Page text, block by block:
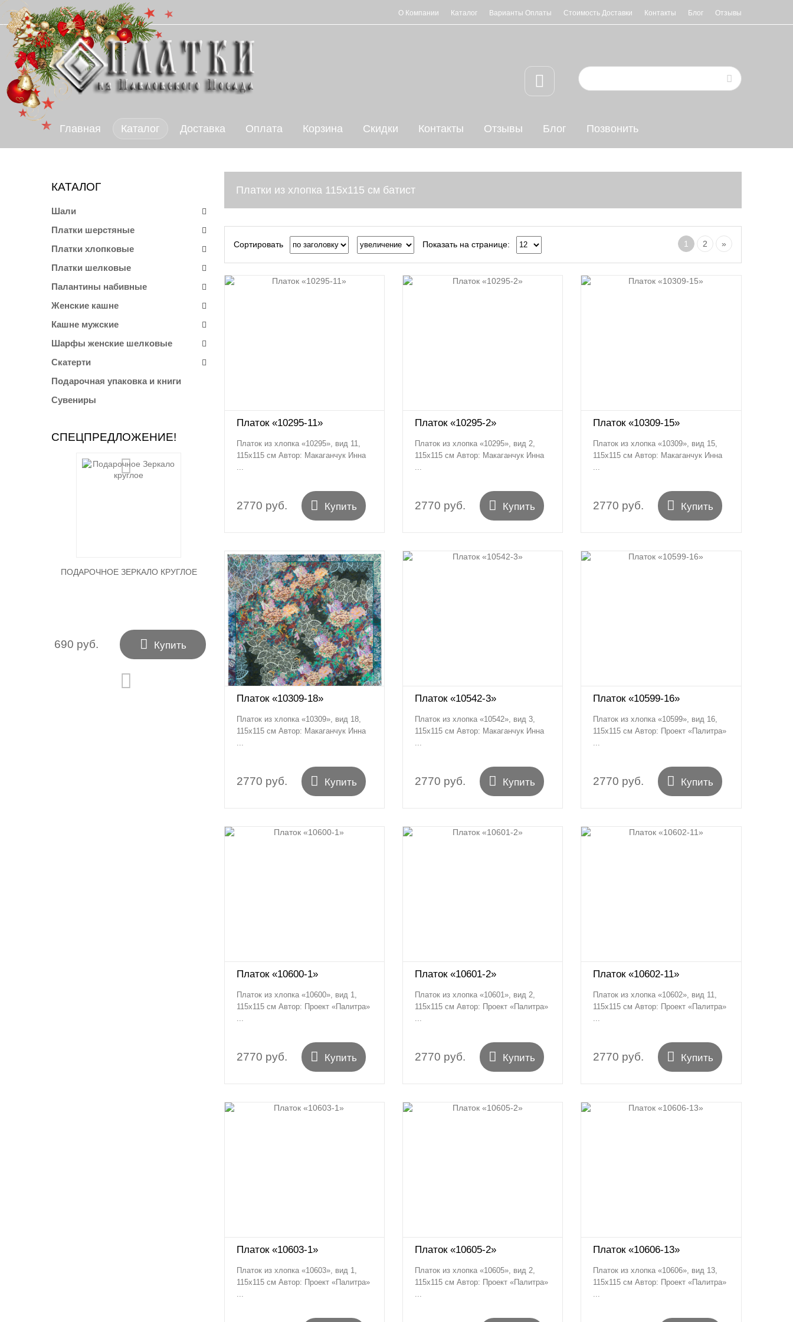
О Компании Каталог Варианты Оплаты Стоимость Доставки Контакты Блог Отзывы
Главная Каталог Доставка Оплата Корзина Скидки Контакты Отзывы Блог Позвонить
Платки из хлопка 115х115 см батист
Сортировать Показать на странице: 1 2 »
Платок «10295-11»
Платок из хлопка «10295», вид 11,
115х115 см Автор: Макаганчук Инна
2770 руб.  Купить
Платок «10295-2»
Платок из хлопка «10295», вид 2,
115х115 см Автор: Макаганчук Инна
2770 руб.  Купить
Платок «10309-15»
Платок из хлопка «10309», вид 15,
115х115 см Автор: Макаганчук Инна
2770 руб.  Купить
Платок «10309-18»
Платок из хлопка «10309», вид 18,
115х115 см Автор: Макаганчук Инна
2770 руб.  Купить
Платок «10542-3»
Платок из хлопка «10542», вид 3,
115х115 см Автор: Макаганчук Инна
2770 руб.  Купить
Платок «10599-16»
Платок из хлопка «10599», вид 16,
115х115 см Автор: Проект «Палитра»
2770 руб.  Купить
Платок «10600-1»
Платок из хлопка «10600», вид 1,
115х115 см Автор: Проект «Палитра»
2770 руб.  Купить
Платок «10601-2»
Платок из хлопка «10601», вид 2,
115х115 см Автор: Проект «Палитра»
2770 руб.  Купить
Платок «10602-11»
Платок из хлопка «10602», вид 11,
115х115 см Автор: Проект «Палитра»
2770 руб.  Купить
Платок «10603-1»
Платок из хлопка «10603», вид 1,
115х115 см Автор: Проект «Палитра»
Платок «10605-2»
Платок из хлопка «10605», вид 2,
115х115 см Автор: Проект «Палитра»
Платок «10606-13»
Платок из хлопка «10606», вид 13,
115х115 см Автор: Проект «Палитра»
КАТАЛОГ
Шали
Платки шерстяные
Платки хлопковые
Платки шелковые
Палантины набивные
Женские кашне
Кашне мужские
Шарфы женские шелковые
Скатерти
Подарочная упаковка и книги
Сувениры
СПЕЦПРЕДЛОЖЕНИЕ!
ПОДАРОЧНОЕ ЗЕРКАЛО КРУГЛОЕ
690 руб.  Купить